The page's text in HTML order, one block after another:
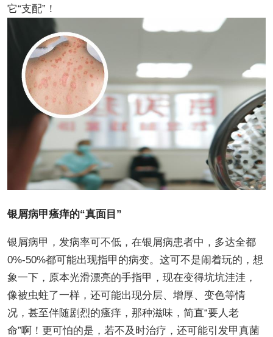
它“支配”！
银屑病甲瘙痒的“真面目”
银屑病甲，发病率可不低，在银屑病患者中，多达全都
0%-50%都可能出现指甲的病变。这可不是闹着玩的，想
象一下，原本光滑漂亮的手指甲，现在变得坑坑洼洼，
像被虫蛀了一样，还可能出现分层、增厚、变色等情
况，甚至伴随剧烈的瘙痒，那种滋味，简直“要人老
命”啊！更可怕的是，若不及时治疗，还可能引发甲真菌